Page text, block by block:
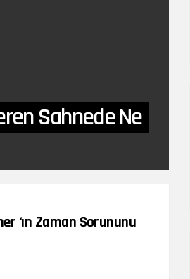
Sahnede Ne
‘ın Zaman Sorununu